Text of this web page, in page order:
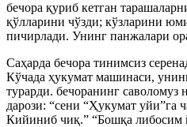
бечора қуриб кетган
қўлларини чўзди; кўзларини
пичирлади. Унинг панжалари
Саҳарда бечора тинимсиз
Кўчада ҳукумат машинаси,
турарди. бечоранинг саволомуз
дарози: “сени “Ҳукумат
Кийиниб чиқ.” “Бошқа либосим